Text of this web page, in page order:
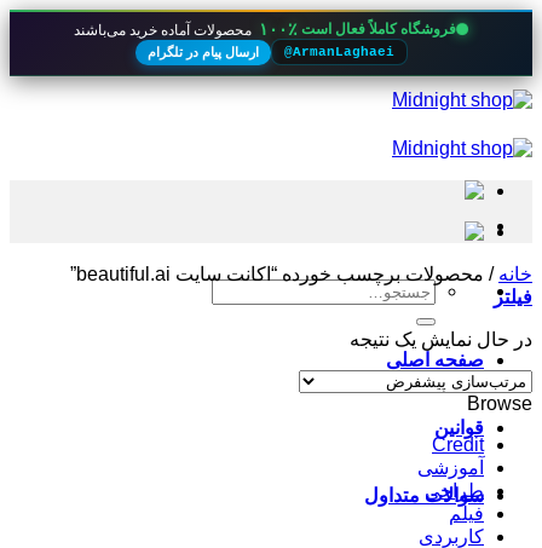
فروشگاه کاملاً فعال است ۱۰۰٪ محصولات آماده خرید می‌باشند
@ArmanLaghaei ارسال پیام در تلگرام
Skip
to
جستجو
صفحه اصلی
قوانین
سوالات متداول
خانه / محصولات برچسب خورده “اکانت سایت beautiful.ai”
فیلتر
در حال نمایش یک نتیجه
Browse
Credit
آموزشی
طراحی
فیلم
کاربردی